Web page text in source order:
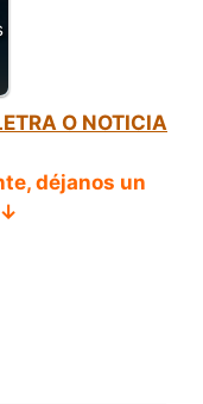
O NOTICIA
déjanos un